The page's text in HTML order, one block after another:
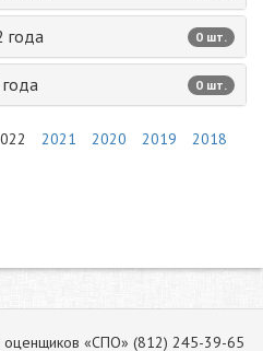
года 0 шт.
0 шт.
2021 2020 2019
2018
«СПО» (812) 245-39-65